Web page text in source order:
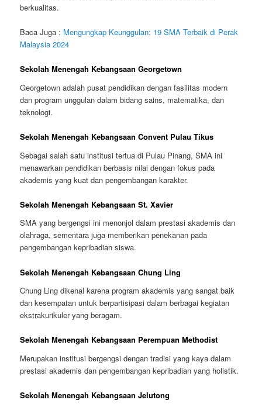
berkualitas.
Baca Juga : Mengungkap Keunggulan: 19 SMA Terbaik di Perak
Malaysia 2024
Sekolah Menengah Kebangsaan Georgetown
Georgetown adalah pusat pendidikan dengan fasilitas modern
dan program unggulan dalam bidang sains, matematika, dan
teknologi.
Sekolah Menengah Kebangsaan Convent Pulau Tikus
Sebagai salah satu institusi tertua di Pulau Pinang, SMA ini
menawarkan pendidikan berbasis nilai dengan fokus pada
akademis yang kuat dan pengembangan karakter.
Sekolah Menengah Kebangsaan St. Xavier
SMA yang bergengsi ini menonjol dalam prestasi akademis dan
olahraga, sementara juga memberikan penekanan pada
pengembangan kepribadian siswa.
Sekolah Menengah Kebangsaan Chung Ling
Chung Ling dikenal karena program akademis yang sangat baik
dan kesempatan untuk berpartisipasi dalam berbagai kegiatan
ekstrakurikuler yang beragam.
Sekolah Menengah Kebangsaan Perempuan Methodist
Merupakan institusi bergengsi dengan tradisi yang kaya dalam
prestasi akademis dan pengembangan kepribadian yang holistik.
Sekolah Menengah Kebangsaan Jelutong